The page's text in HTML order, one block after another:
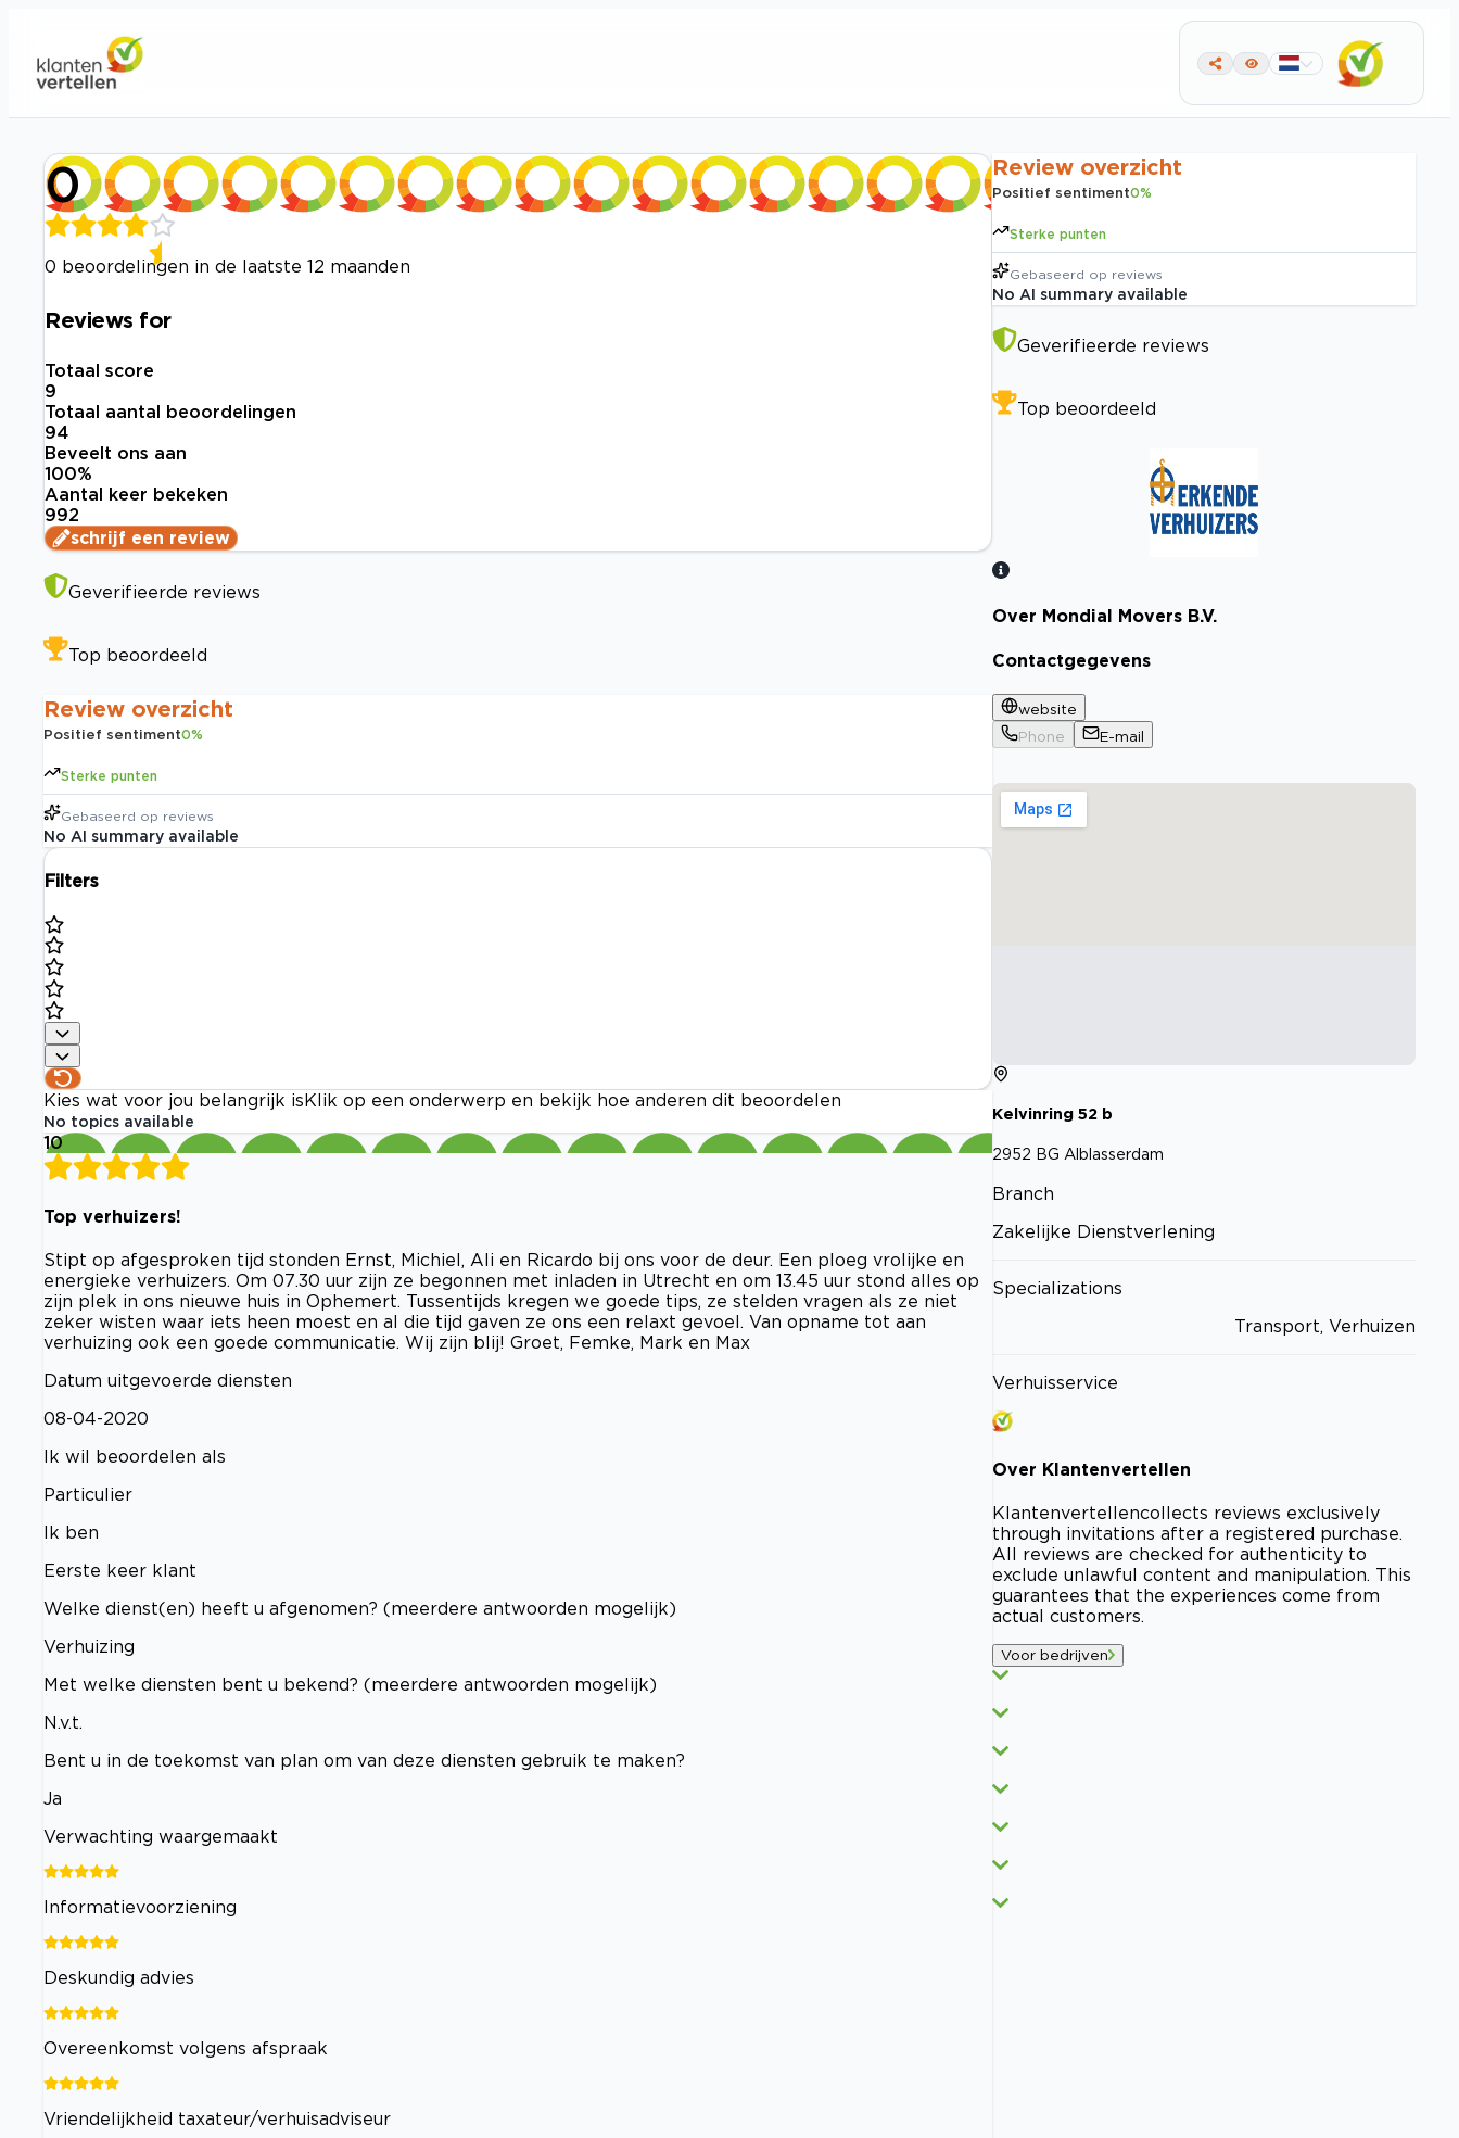
0
0 beoordelingen in de laatste 12 maanden
Reviews for
Totaal score
9
Totaal aantal beoordelingen
94
Beveelt ons aan
100%
Aantal keer bekeken
992
schrijf een review
Geverifieerde reviews
Top beoordeeld
Review overzicht
Positief sentiment0%
Sterke punten
Gebaseerd op reviews
No AI summary available
Filters
Kies wat voor jou belangrijk is Klik op een onderwerp en bekijk hoe anderen dit beoordelen
No topics available
10
Top verhuizers!
Stipt op afgesproken tijd stonden Ernst, Michiel, Ali en Ricardo bij ons voor de deur. Een ploeg vrolijke en
energieke verhuizers. Om 07.30 uur zijn ze begonnen met inladen in Utrecht en om 13.45 uur stond alles op
zijn plek in ons nieuwe huis in Ophemert. Tussentijds kregen we goede tips, ze stelden vragen als ze niet
zeker wisten waar iets heen moest en al die tijd gaven ze ons een relaxt gevoel. Van opname tot aan
verhuizing ook een goede communicatie. Wij zijn blij! Groet, Femke, Mark en Max
Datum uitgevoerde diensten
08-04-2020
Ik wil beoordelen als
Particulier
Ik ben
Eerste keer klant
Welke dienst(en) heeft u afgenomen? (meerdere antwoorden mogelijk)
Verhuizing
Met welke diensten bent u bekend? (meerdere antwoorden mogelijk)
N.v.t.
Bent u in de toekomst van plan om van deze diensten gebruik te maken?
Ja
Verwachting waargemaakt
Informatievoorziening
Deskundig advies
Overeenkomst volgens afspraak
Vriendelijkheid taxateur/verhuisadviseur
Review overzicht
Positief sentiment0%
Sterke punten
Gebaseerd op reviews
No AI summary available
Geverifieerde reviews
Top beoordeeld
Bekijk certificaat
Over Mondial Movers B.V.
Contactgegevens
website
Phone
E-mail
Kelvinring 52 b
2952 BG Alblasserdam
Branch
Zakelijke Dienstverlening
Specializations
Transport, Verhuizen
Verhuisservice
Over Klantenvertellen
Klantenvertellencollects reviews exclusively
through invitations after a registered purchase.
All reviews are checked for authenticity to
exclude unlawful content and manipulation. This
guarantees that the experiences come from
actual customers.
Voor bedrijven